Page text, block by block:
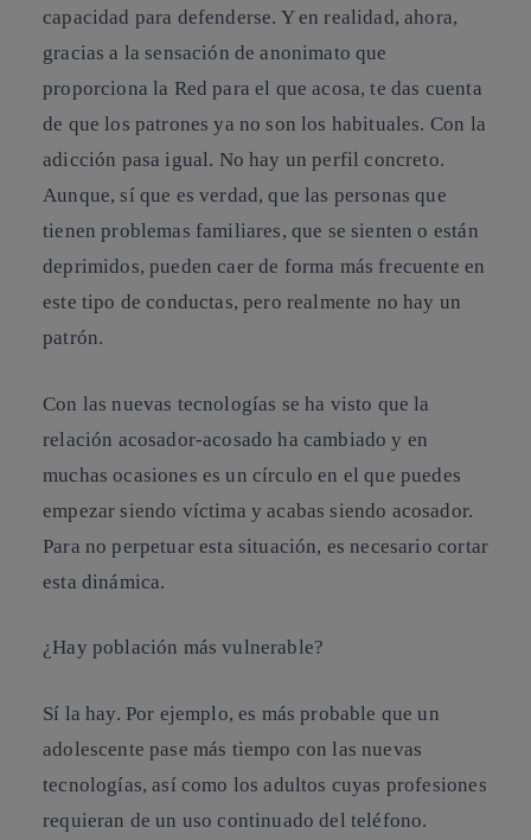
capacidad para defenderse. Y en realidad, ahora,
gracias a la sensación de anonimato que
proporciona la Red para el que acosa, te das cuenta
de que los patrones ya no son los habituales. Con la
adicción pasa igual. No hay un perfil concreto.
Aunque, sí que es verdad, quelas personas que
tienen problemas familiares, que se sienten o están
deprimidos, pueden caer de forma más frecuente en
este tipo de conductas, pero realmente no hay un
patrón.
Con las nuevas tecnologías se ha visto que la
relación acosador-acosado ha cambiado y en
muchas ocasiones es un círculo en el que puedes
empezar siendo víctima y acabas siendo acosador.
Para no perpetuar esta situación, es necesario cortar
esta dinámica.
¿Hay población más vulnerable?
Sí la hay. Por ejemplo, es más probable que un
adolescente pase más tiempo con las nuevas
tecnologías, así como los adultos cuyas profesiones
requieran de un uso continuado del teléfono.